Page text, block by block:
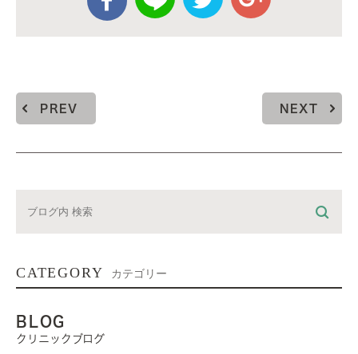
PREV NEXT
CATEGORY カテゴリー
BLOG
クリニックブログ